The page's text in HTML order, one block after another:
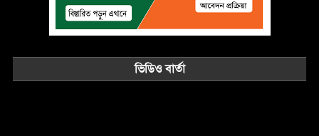
ভিডিও বার্তা